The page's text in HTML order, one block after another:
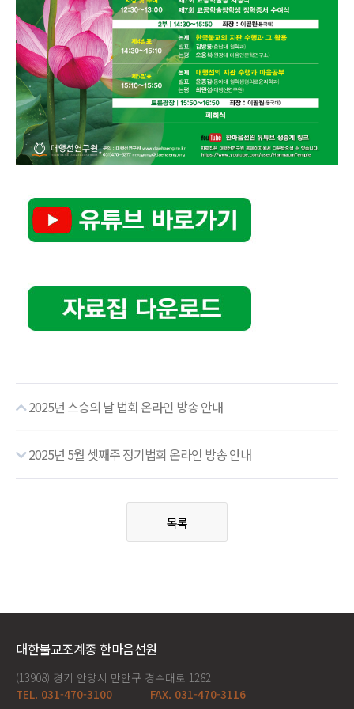
2025년 스승의 날 법회 온라인 방송 안내
2025년 5월 셋째주 정기법회 온라인 방송 안내
목록
대한불교조계종 한마음선원
(13908) 경기 안양시 만안구 경수대로 1282
TEL. 031-470-3100
FAX. 031-470-3116